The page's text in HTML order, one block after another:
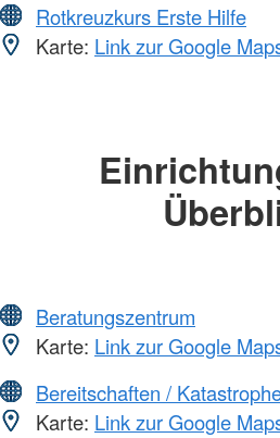
Rotkreuzkurs Erste Hilfe
Karte: Link zur Google
Beratungszentrum
Karte: Link zur Google
Bereitschaften /
Karte: Link zur Google